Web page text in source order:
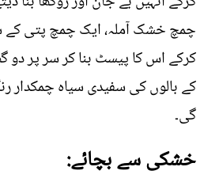
چمچ خشک آملہ، ایک چمچ پتی کے
کرکے اس کا پیسٹ بنا کر سر پر دو
کے بالوں کی سفیدی سیاہ چمکدار
گی۔
خشکی سے بچائے: